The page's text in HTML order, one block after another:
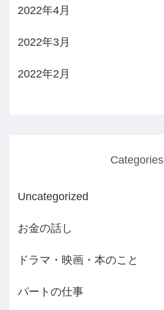
2022年4月
2022年3月
2022年2月
Categories
Uncategorized
お金の話し
ドラマ・映画・本のこと
パートの仕事